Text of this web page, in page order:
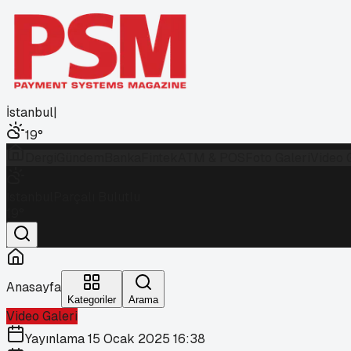
İstanbul|
19°
Anasayfa
Kategoriler Arama
Video Galeri
Yayınlama15 Ocak 2025 16:38